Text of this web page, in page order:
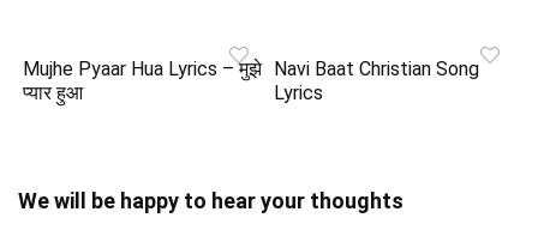
Mujhe Pyaar Hua Lyrics – मुझे
प्यार हुआ
Navi Baat Christian Song
Lyrics
We will be happy to hear your thoughts